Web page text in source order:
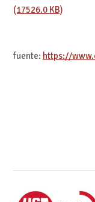
(17526.0 KB)
fuente: https://